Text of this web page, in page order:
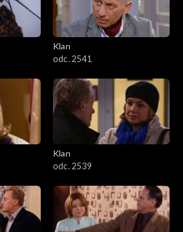
Klan
odc. 2541
Klan
odc. 2539